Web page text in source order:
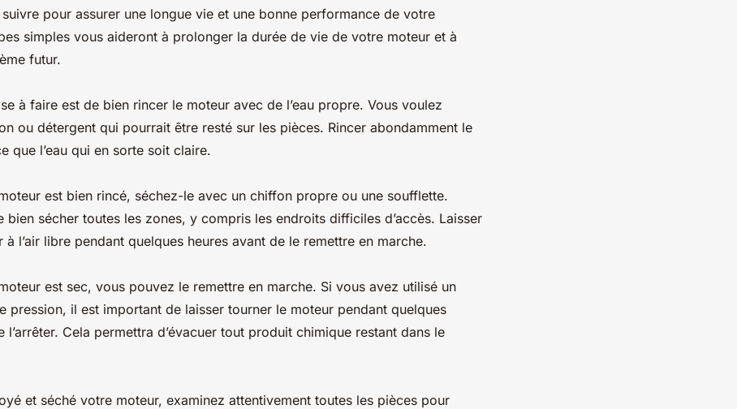
pour assurer une longue vie et une bonne performance de votre
simples vous aideront à prolonger la durée de vie de votre moteur et à
futur.
à faire est de bien rincer le moteur avec de l’eau propre. Vous voulez
ou détergent qui pourrait être resté sur les pièces. Rincer abondamment le
que l’eau qui en sorte soit claire.
est bien rincé, séchez-le avec un chiffon propre ou une soufflette.
bien sécher toutes les zones, y compris les endroits difficiles d’accès. Laisser
à l’air libre pendant quelques heures avant de le remettre en marche.
est sec, vous pouvez le remettre en marche. Si vous avez utilisé un
pression, il est important de laisser tourner le moteur pendant quelques
l’arrêter. Cela permettra d’évacuer tout produit chimique restant dans le
et séché votre moteur, examinez attentivement toutes les pièces pour